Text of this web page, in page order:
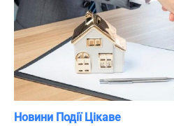
C
Новини Події Цікаве